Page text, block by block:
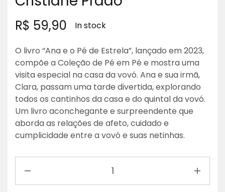
R$ 59,90 In stock
O livro “Ana e o Pé de Estrela”, lançado em 2023,
compõe a Coleção de Pé em Pé e mostra uma
visita especial na casa da vovó. Ana e sua irmã,
Clara, passam uma tarde divertida, explorando
todos os cantinhos da casa e do quintal da vovó.
Um livro aconchegante e surpreendente que
aborda as relações de afeto, cuidado e
cumplicidade entre a vovó e suas netinhas.